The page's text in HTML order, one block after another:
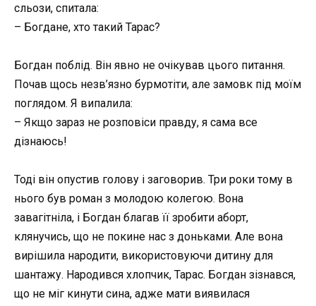
сльози, спитала:
– Богдане, хто такий Тарас?
Богдан поблід. Він явно не очікував цього питання.
Почав щось незв’язно бурмотіти, але замовк під моїм
поглядом. Я випалила:
– Якщо зараз не розповіси правду, я сама все
дізнаюсь!
Тоді він опустив голову і заговорив. Три роки тому в
нього був роман з молодою колегою. Вона
завагітніла, і Богдан благав її зробити аборт,
клянучись, що не покине нас з доньками. Але вона
вирішила народити, використовуючи дитину для
шантажу. Народився хлопчик, Тарас. Богдан зізнався,
що не міг кинути сина, адже мати виявилася